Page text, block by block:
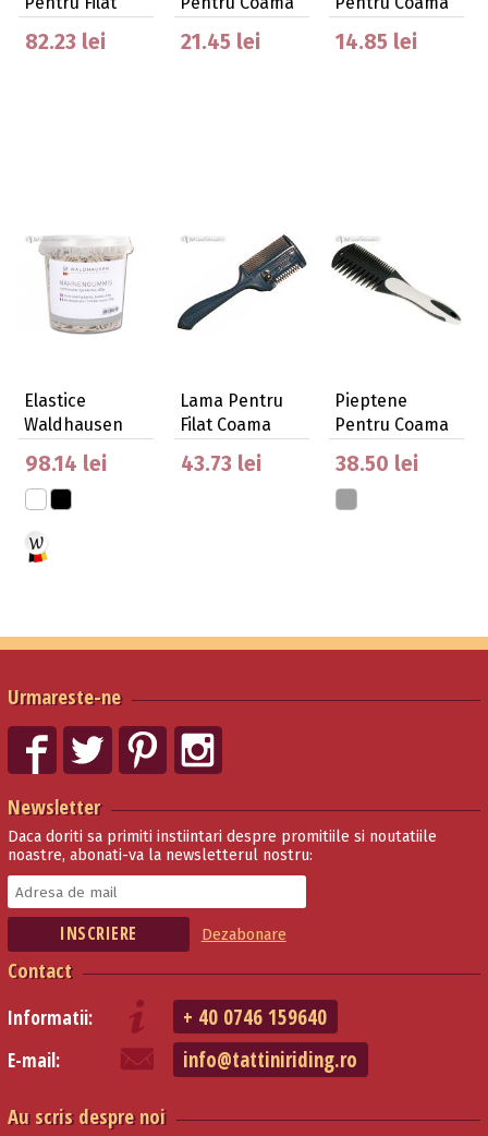
82.23 lei
Cu Cap De Cal
21.45 lei 14.85 lei
Elastice
Waldhausen
Negre Pentru
Coama …
98.14 lei
Lama Pentru
Filat Coama
43.73 lei
Pieptene
Pentru Coama
Cu Maner
Ergonomic
38.50 lei
Urmareste-ne
Newsletter
Daca doriti sa primiti instiintari despre promitiile si noutatiile
noastre, abonati-va la newsletterul nostru:
Dezabonare
Contact
Informatii: + 40 0746 159640
E-mail: info@tattiniriding.ro
Au scris despre noi